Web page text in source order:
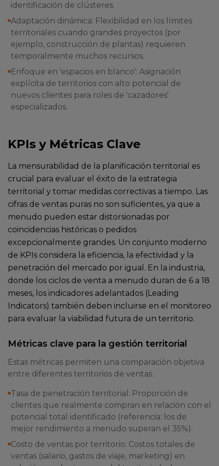
identificación de clústeres.
Adaptación dinámica: Flexibilidad en los límites
territoriales cuando grandes proyectos (por
ejemplo, construcción de plantas) requieren
temporalmente muchos recursos.
Enfoque en 'espacios en blanco': Asignación
explícita de territorios con alto potencial de
nuevos clientes para roles de 'cazadores'
especializados.
KPIs y Métricas Clave
La mensurabilidad de la planificación territorial es
crucial para evaluar el éxito de la estrategia
territorial y tomar medidas correctivas a tiempo. Las
cifras de ventas puras no son suficientes, ya que a
menudo pueden estar distorsionadas por
coincidencias históricas o pedidos
excepcionalmente grandes. Un conjunto moderno
de KPIs considera la eficiencia, la efectividad y la
penetración del mercado por igual. En la industria,
donde los ciclos de venta a menudo duran de 6 a 18
meses, los indicadores adelantados (Leading
Indicators) también deben incluirse en el monitoreo
para evaluar la viabilidad futura de un territorio.
Métricas clave para la gestión territorial
Estas métricas permiten una comparación objetiva
entre diferentes territorios de ventas.
Tasa de penetración territorial: Proporción de
clientes que realmente compran en relación con el
potencial total identificado (referencia: los de
mejor rendimiento a menudo superan el 35%).
Costo de ventas por territorio: Costos totales de
ventas (salario, gastos de viaje, marketing) en